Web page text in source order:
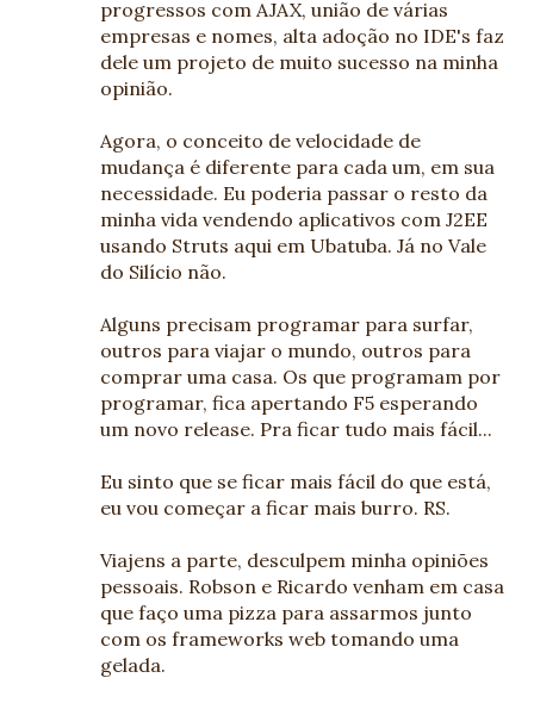
progressos com AJAX, união de várias
empresas e nomes, alta adoção no IDE's faz
dele um projeto de muito sucesso na minha
opinião.
Agora, o conceito de velocidade de
mudança é diferente para cada um, em sua
necessidade. Eu poderia passar o resto da
minha vida vendendo aplicativos com J2EE
usando Struts aqui em Ubatuba. Já no Vale
do Silício não.
Alguns precisam programar para surfar,
outros para viajar o mundo, outros para
comprar uma casa. Os que programam por
programar, fica apertando F5 esperando
um novo release. Pra ficar tudo mais fácil...
Eu sinto que se ficar mais fácil do que está,
eu vou começar a ficar mais burro. RS.
Viajens a parte, desculpem minha opiniões
pessoais. Robson e Ricardo venham em casa
que faço uma pizza para assarmos junto
com os frameworks web tomando uma
gelada.